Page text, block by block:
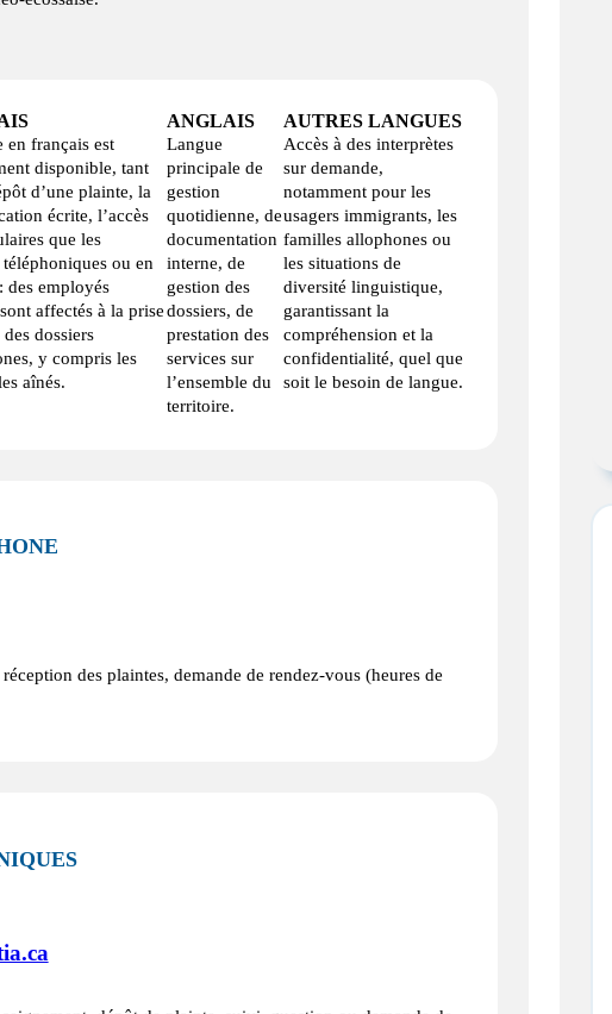
en français est
disponible, tant
d’une plainte, la
écrite, l’accès
que les
ou en
des employés
affectés à la prise
dossiers
y compris les
aînés.
ANGLAIS
Langue
principale de
gestion
quotidienne, de
documentation
interne, de
gestion des
dossiers, de
prestation des
services sur
l’ensemble du
territoire.
AUTRES LANGUES
Accès à des interprètes
sur demande,
notamment pour les
usagers immigrants, les
familles allophones ou
les situations de
diversité linguistique,
garantissant la
compréhension et la
confidentialité, quel que
soit le besoin de langue.
des plaintes, demande de rendez-vous (heures de